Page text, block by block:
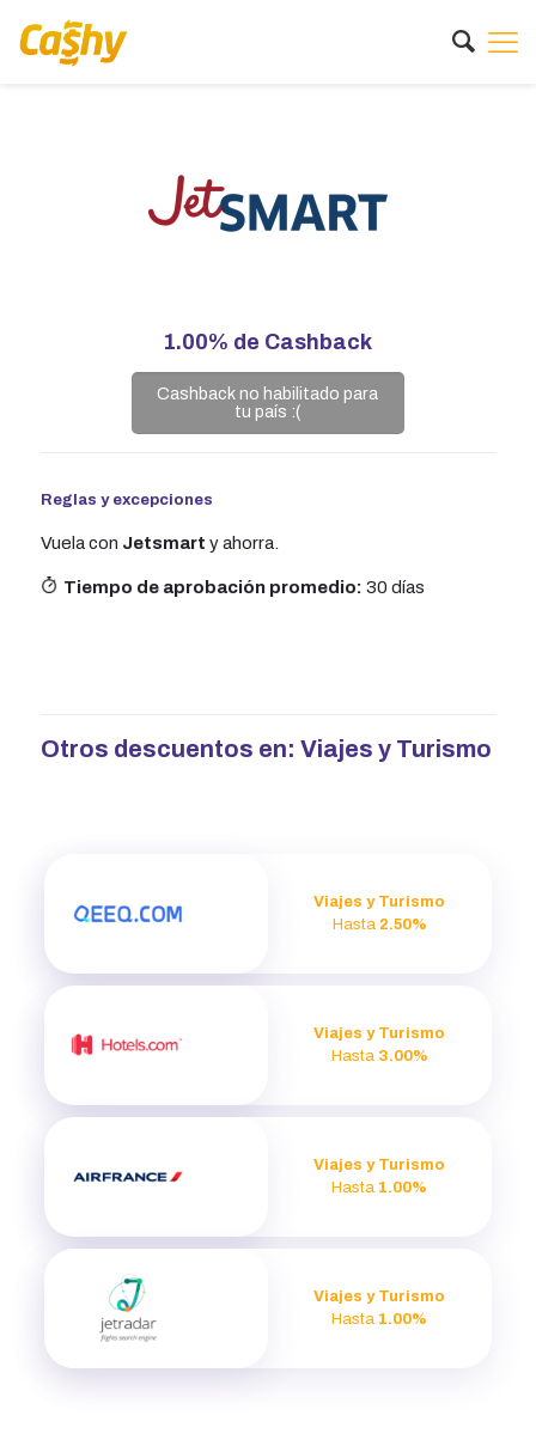
1.00% de Cashback
Cashback no habilitado para
tu país :(
Reglas y excepciones
Vuela con Jetsmart y ahorra.
Tiempo de aprobación promedio: 30 días
Otros descuentos en: Viajes y Turismo
Viajes y Turismo
Hasta 2.50%
Viajes y Turismo
Hasta 3.00%
Viajes y Turismo
Hasta 1.00%
Viajes y Turismo
Hasta 1.00%